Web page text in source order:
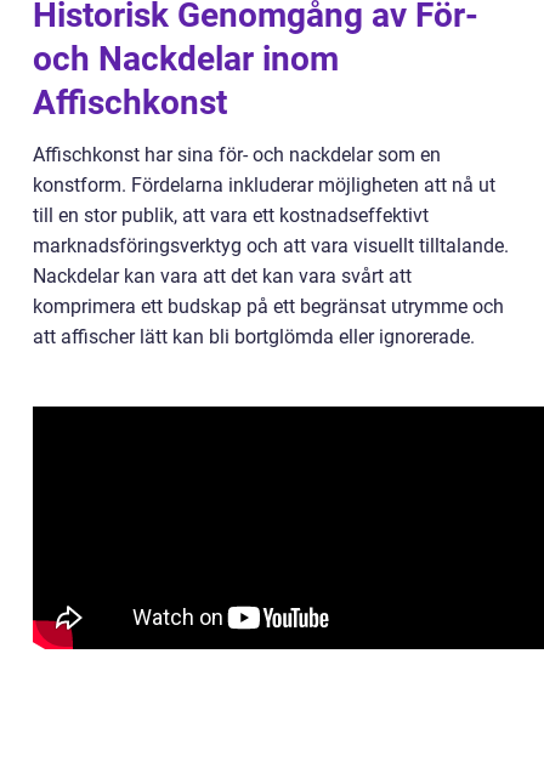
Historisk Genomgång av För-
och Nackdelar inom
Affischkonst
Affischkonst har sina för- och nackdelar som en
konstform. Fördelarna inkluderar möjligheten att nå ut
till en stor publik, att vara ett kostnadseffektivt
marknadsföringsverktyg och att vara visuellt tilltalande.
Nackdelar kan vara att det kan vara svårt att
komprimera ett budskap på ett begränsat utrymme och
att affischer lätt kan bli bortglömda eller ignorerade.